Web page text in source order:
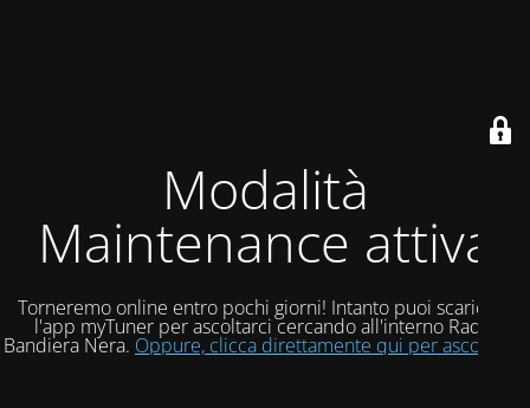
Modalità
Maintenance attiva
Torneremo online entro pochi giorni! Intanto puoi scaricare
l'app myTuner per ascoltarci cercando all'interno Radio
Bandiera Nera. Oppure, clicca direttamente qui per ascoltarci!